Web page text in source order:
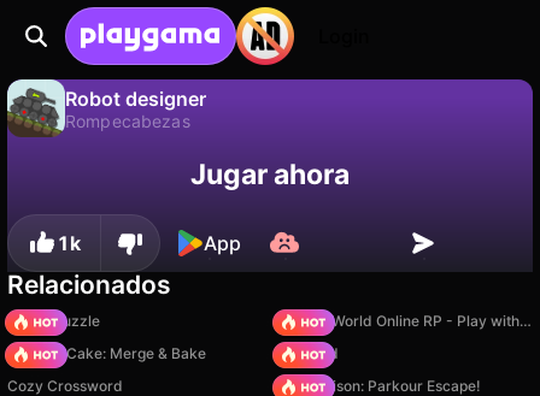
Robot designer
Rompecabezas
¡Guarda el progreso!Jugar ahora
1k App
Relacionados
Arrow Puzzle
Sprunki World Online RP - Play with Friends!
Piece of Cake: Merge & Bake
TB World
Cozy Crossword
Barry Prison: Parkour Escape!